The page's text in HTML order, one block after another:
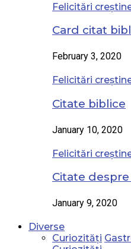
Felicitări
Card citat
February 3, 2020
Felicitări
Citate biblice
January 10, 2020
Felicitări
Citate
January 9, 2020
Diverse
Curiozități